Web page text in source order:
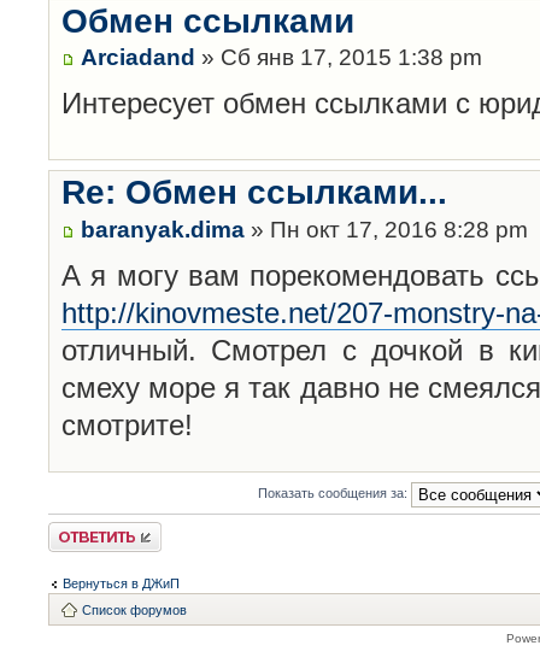
Обмен ссылками
Arciadand » Сб янв 17, 2015 1:38 pm
Интересует обмен ссылками с
Re: Обмен ссылками...
baranyak.dima » Пн окт 17, 2016 8:28 pm
А я могу вам порекомендовать
http://kinovmeste.net/207-monstry-
отличный. Смотрел с дочкой в
смеху море я так давно не
смотрите!
Показать сообщения за:
Ответить
Вернуться в ДЖиП
Список форумов